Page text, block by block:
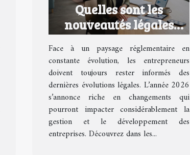
Quelles sont les
nouveautés légales
pour les entrepreneurs
en 2026 ?
Face à un paysage réglementaire en
constante évolution, les entrepreneurs
doivent toujours rester informés des
dernières évolutions légales. L’année 2026
s’annonce riche en changements qui
pourront impacter considérablement la
gestion et le développement des
entreprises. Découvrez dans les...